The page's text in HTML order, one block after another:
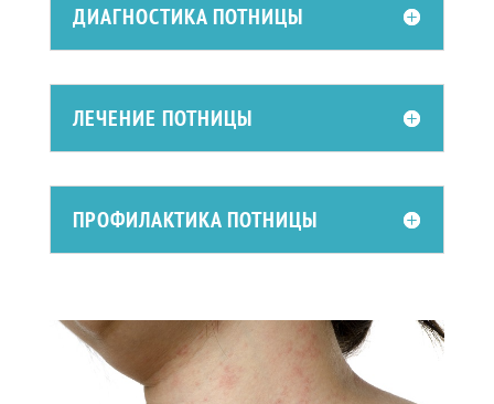
ДИАГНОСТИКА ПОТНИЦЫ
ЛЕЧЕНИЕ ПОТНИЦЫ
ПРОФИЛАКТИКА ПОТНИЦЫ